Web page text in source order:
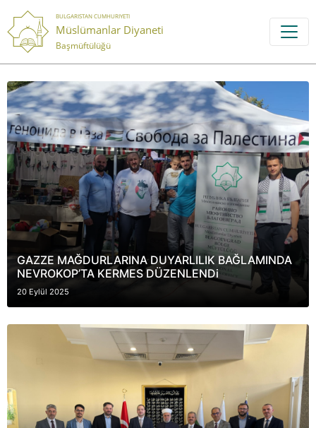
BULGARISTAN CUMHURIYETI
Müslümanlar Diyaneti
Başmüftülüğü
GAZZE MAĞDURLARINA DUYARLILIK BAĞLAMINDA
NEVROKOP’TA KERMES DÜZENLENDi
20 Eylül 2025